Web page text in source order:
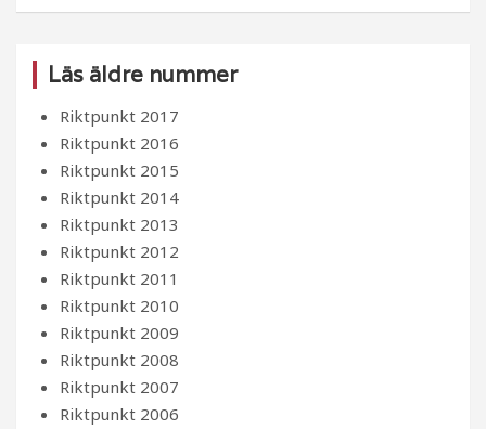
Läs äldre nummer
Riktpunkt 2017
Riktpunkt 2016
Riktpunkt 2015
Riktpunkt 2014
Riktpunkt 2013
Riktpunkt 2012
Riktpunkt 2011
Riktpunkt 2010
Riktpunkt 2009
Riktpunkt 2008
Riktpunkt 2007
Riktpunkt 2006